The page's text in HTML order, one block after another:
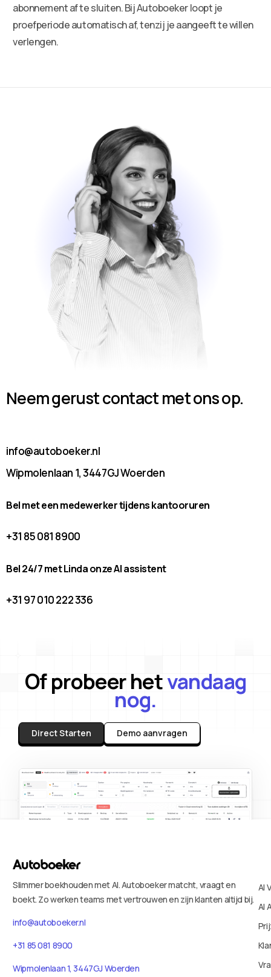
abonnement af te sluiten. Bij Autoboeker loopt je
proefperiode automatisch af, tenzij je aangeeft te willen
verlengen.
Neem gerust contact met ons op.
info@autoboeker.nl
Wipmolenlaan 1, 3447GJ Woerden
Bel met een medewerker tijdens kantooruren
+31 85 081 8900
Bel 24/7 met Linda onze AI assistent
+31 97 010 222 336
Of probeer hetvandaag
nog.
Direct Starten Demo aanvragen
Slimmer boekhouden met AI. Autoboeker matcht, vraagt en
boekt. Zo werken teams met vertrouwen en zijn klanten altijd bij.
info@autoboeker.nl
+31 85 081 8900
Wipmolenlaan 1, 3447GJ Woerden
AI
AI